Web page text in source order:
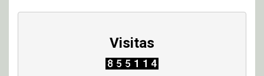
Visitas